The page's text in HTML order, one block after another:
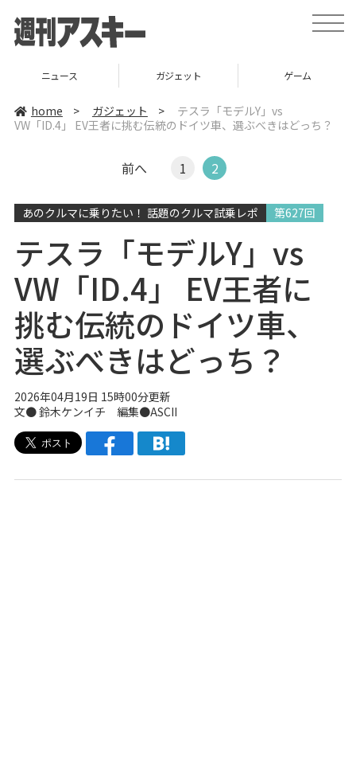
t
o
i
ニュース ガジェット ゲーム
home > ガジェット >
テスラ「モデルY」vs
VW「ID.4」 EV王者に挑む伝統のドイツ車、選ぶべきはどっち？
前へ 1 2
あのクルマに乗りたい！ 話題のクルマ試乗レポ 第627回
テスラ「モデルY」vs
VW「ID.4」 EV王者に
挑む伝統のドイツ車、
選ぶべきはどっち？
2026年04月19日 15時00分更新
文● 鈴木ケンイチ 編集●ASCII